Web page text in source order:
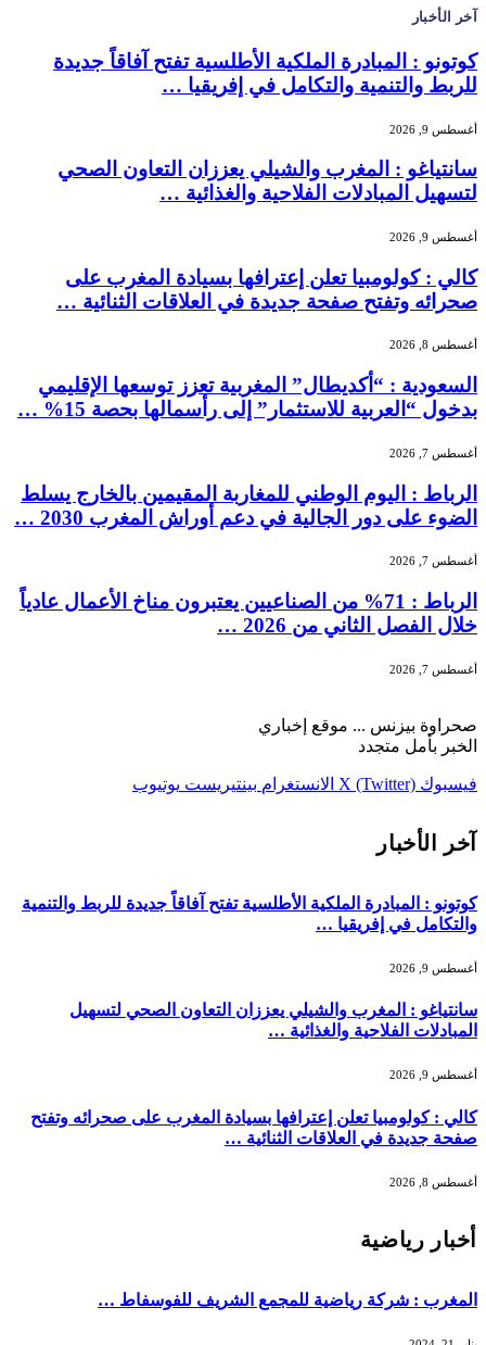
آخر الأخبار
كوتونو : المبادرة الملكية الأطلسية تفتح آفاقاً جديدة
للربط والتنمية والتكامل في إفريقيا …
أغسطس 9, 2026
سانتياغو : المغرب والشيلي يعززان التعاون الصحي
لتسهيل المبادلات الفلاحية والغذائية …
أغسطس 9, 2026
كالي : كولومبيا تعلن إعترافها بسيادة المغرب على
صحرائه وتفتح صفحة جديدة في العلاقات الثنائية …
أغسطس 8, 2026
السعودية : “أكديطال” المغربية تعزز توسعها الإقليمي
بدخول “العربية للاستثمار” إلى رأسمالها بحصة 15% …
أغسطس 7, 2026
الرباط : اليوم الوطني للمغاربة المقيمين بالخارج يسلط
الضوء على دور الجالية في دعم أوراش المغرب 2030 …
أغسطس 7, 2026
الرباط : 71% من الصناعيين يعتبرون مناخ الأعمال عادياً
خلال الفصل الثاني من 2026 …
أغسطس 7, 2026
صحراوة بيزنس ... موقع إخباري
الخبر بأمل متجدد
فيسبوك X (Twitter) الانستغرام بينتيريست يوتيوب
آخر الأخبار
كوتونو : المبادرة الملكية الأطلسية تفتح آفاقاً جديدة للربط والتنمية
والتكامل في إفريقيا …
أغسطس 9, 2026
سانتياغو : المغرب والشيلي يعززان التعاون الصحي لتسهيل
المبادلات الفلاحية والغذائية …
أغسطس 9, 2026
كالي : كولومبيا تعلن إعترافها بسيادة المغرب على صحرائه وتفتح
صفحة جديدة في العلاقات الثنائية …
أغسطس 8, 2026
أخبار رياضية
المغرب : شركة رياضية للمجمع الشريف للفوسفاط …